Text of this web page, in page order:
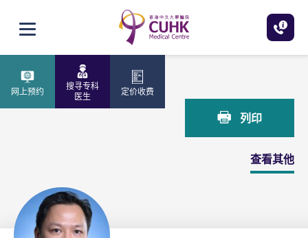
打开选单
网上预约
搜寻专科
医生
定价收费
主页 巫文亮医生
列印
查看其他